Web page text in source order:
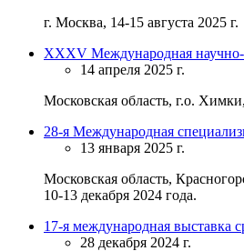
г. Москва, 14-15 августа 2025 г.
ХХХV Международная
14 апреля 2025 г.
Московская область, г.о.
28-я Международная
13 января 2025 г.
Московская область,
10-13 декабря 2024 года.
17-я международная выставка
28 декабря 2024 г.